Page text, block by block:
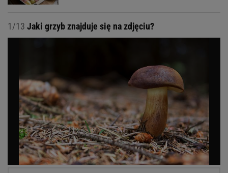
1/13 Jaki grzyb znajduje się na zdjęciu?